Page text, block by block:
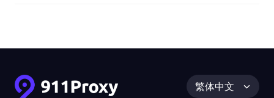
繁体中文